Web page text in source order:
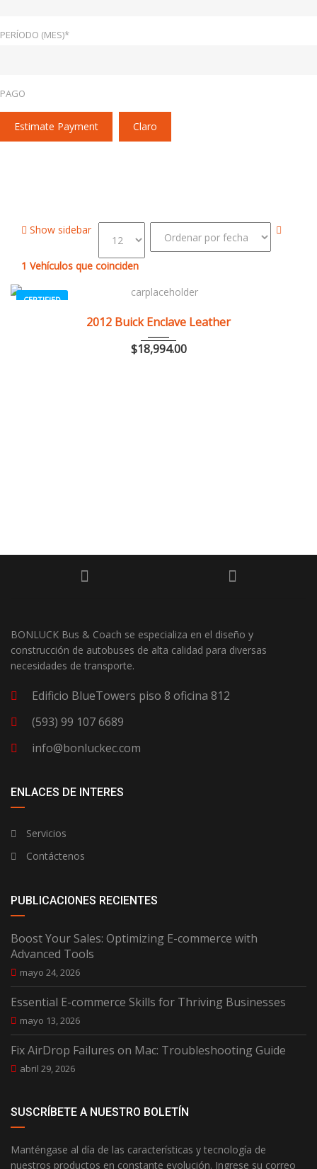
PERÍODO (MES)*
PAGO
Estimate Payment Claro
Show sidebar
1 Vehículos que coinciden
CERTIFIED
2012 Buick Enclave Leather
$18,994.00
BONLUCK Bus & Coach se especializa en el diseño y
construcción de autobuses de alta calidad para diversas
necesidades de transporte.
Edificio BlueTowers piso 8 oficina 812
(593) 99 107 6689
info@bonluckec.com
ENLACES DE INTERES
Servicios
Contáctenos
PUBLICACIONES RECIENTES
Boost Your Sales: Optimizing E-commerce with
Advanced Tools
mayo 24, 2026
Essential E-commerce Skills for Thriving Businesses
mayo 13, 2026
Fix AirDrop Failures on Mac: Troubleshooting Guide
abril 29, 2026
SUSCRÍBETE A NUESTRO BOLETÍN
Manténgase al día de las características y tecnología de
nuestros productos en constante evolución. Ingrese su correo